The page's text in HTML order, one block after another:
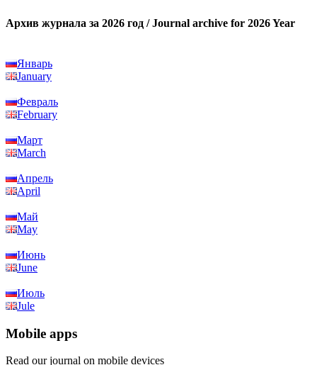
Архив журнала за 2026 год / Journal archive for 2026 Year
Январь
January
Февраль
February
Март
March
Апрель
April
Май
May
Июнь
June
Июль
Jule
Mobile apps
Read our journal on mobile devices